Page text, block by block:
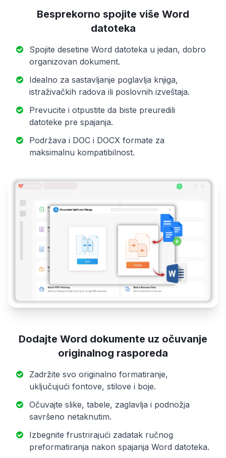
Besprekorno spojite više Word
datoteka
Spojite desetine Word datoteka u jedan, dobro
organizovan dokument.
Idealno za sastavljanje poglavlja knjiga,
istraživačkih radova ili poslovnih izveštaja.
Prevucite i otpustite da biste preuredili
datoteke pre spajanja.
Podržava i DOC i DOCX formate za
maksimalnu kompatibilnost.
Dodajte Word dokumente uz očuvanje
originalnog rasporeda
Zadržite svo originalno formatiranje,
uključujući fontove, stilove i boje.
Očuvajte slike, tabele, zaglavlja i podnožja
savršeno netaknutim.
Izbegnite frustrirajući zadatak ručnog
preformatiranja nakon spajanja Word datoteka.